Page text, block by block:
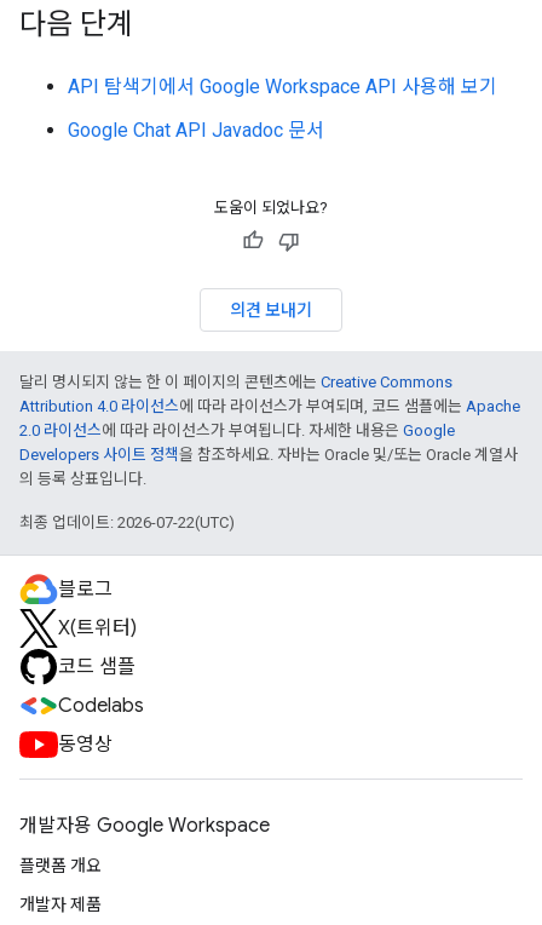
다음 단계
API 탐색기에서 Google Workspace API 사용해 보기
Google Chat API Javadoc 문서
도움이 되었나요?
의견 보내기
달리 명시되지 않는 한 이 페이지의 콘텐츠에는 Creative Commons
Attribution 4.0 라이선스에 따라 라이선스가 부여되며, 코드 샘플에는 Apache
2.0 라이선스에 따라 라이선스가 부여됩니다. 자세한 내용은 Google
Developers 사이트 정책을 참조하세요. 자바는 Oracle 및/또는 Oracle 계열사
의 등록 상표입니다.
최종 업데이트: 2026-07-22(UTC)
블로그
X(트위터)
코드 샘플
Codelabs
동영상
개발자용 Google Workspace
플랫폼 개요
개발자 제품